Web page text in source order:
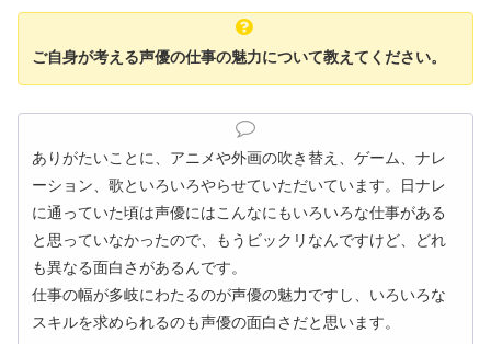
ご自身が考える声優の仕事の魅力について教えてください。
ありがたいことに、アニメや外画の吹き替え、ゲーム、ナレ
ーション、歌といろいろやらせていただいています。日ナレ
に通っていた頃は声優にはこんなにもいろいろな仕事がある
と思っていなかったので、もうビックリなんですけど、どれ
も異なる面白さがあるんです。
仕事の幅が多岐にわたるのが声優の魅力ですし、いろいろな
スキルを求められるのも声優の面白さだと思います。